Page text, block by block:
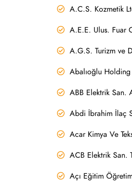
A.C.S. Kozmetik
A.E.E. Ulus. Fuar
A.G.S. Turizm ve
Abalıoğlu
ABB Elektrik San.
Abdi İbrahim İlaç
Acar Kimya Ve
ACB Elektrik San.
Açı Eğitim